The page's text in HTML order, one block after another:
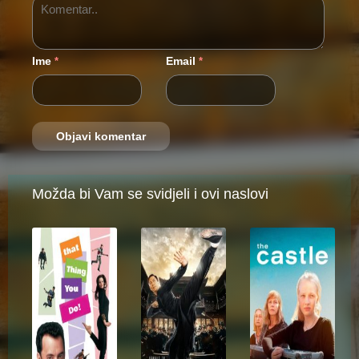
Ime * Email *
Možda bi Vam se svidjeli i ovi naslovi